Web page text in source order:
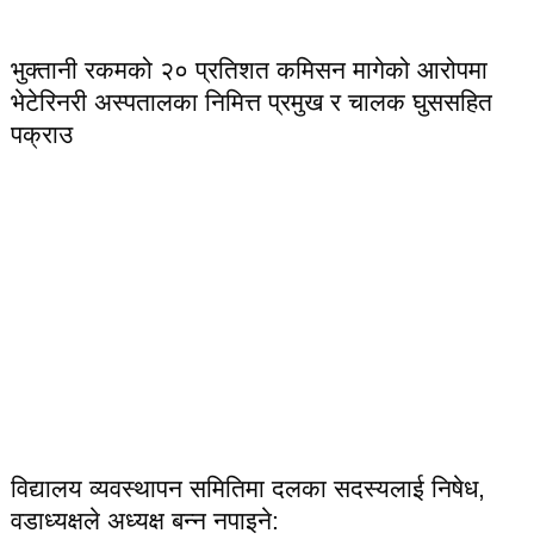
भुक्तानी रकमको २० प्रतिशत कमिसन मागेको आरोपमा
भेटेरिनरी अस्पतालका निमित्त प्रमुख र चालक घुससहित
पक्राउ
विद्यालय व्यवस्थापन समितिमा दलका सदस्यलाई निषेध,
वडाध्यक्षले अध्यक्ष बन्न नपाइने: